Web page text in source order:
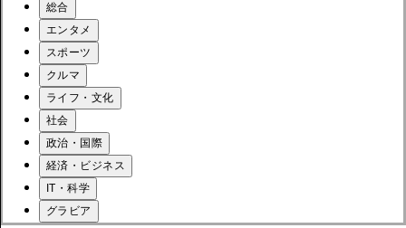
総合
エンタメ
スポーツ
クルマ
ライフ・文化
社会
政治・国際
経済・ビジネス
IT・科学
グラビア